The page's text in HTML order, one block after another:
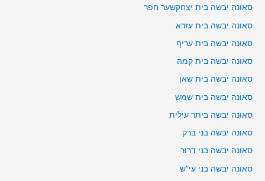
סאונה יבשה בית יצחקשער חפר
סאונה יבשה בית עזרא
סאונה יבשה בית עריף
סאונה יבשה בית קמה
סאונה יבשה בית שאן
סאונה יבשה בית שמש
סאונה יבשה ביתר עילית
סאונה יבשה בני ברק
סאונה יבשה בני דרור
סאונה יבשה בני עי"ש